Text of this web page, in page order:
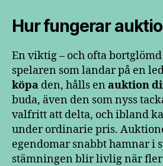
Hur fungerar
En viktig – och ofta
spelaren som landar på en
köpa den, hålls en auktion
buda, även den som nyss
valfritt att delta, och ibland
under ordinarie pris.
egendomar snabbt hamnar i
stämningen blir livlig när